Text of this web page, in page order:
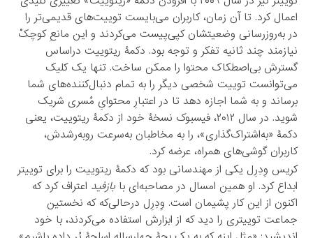
اعمال کرد. تا آن زمان، کاربران می‌بایست توییت‌های قدیمی‌تر را
در به‌روزرسانی وضعیتشان کپی‌پیست می‌کردند و این مانعِ کوچکْ
نیازمند چند ثانیه تفکر و توجه بود. دکمۀ ریتوییت دراساس
گسترش بی‌اصطکاک محتوا را ممکن ساخت. تنها یک کلیک
می‌توانست توییت شخصی دیگر را به تمام دنبال‌کننده‌های شما
برساند و به شما اجازه دهد تا در اعتبارِ محتوایِ مُسری شریک
شوید. در سال ۲۰۱۲، فیسبوک نسخۀ خود از دکمۀ ریتوییت، یعنی
دکمۀ «به‌اشتراک‌گذاری»، را به مخاطبان به‌سرعت روبه‌رشدش،
کاربران گوشی‌های همراه، عرضه کرد.
کریس وِدِرِل یکی از مهندسانی بود که دکمۀ ریتوییت را برای توییتر
ابداع کرد. او همین امسال در مصاحبه‌ای با بازفید اعتراف کرد که
اکنون از این کار پشیمان است. وِدِرِل درحالی‌که که نخستین
جماعت توییتری را دید که از ابزارش استفاده می‌کردند، با خود